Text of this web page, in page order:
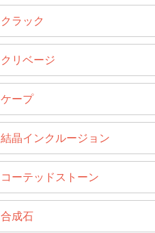
クラック
クリベージ
ケープ
結晶インクルージョン
コーテッドストーン
合成石